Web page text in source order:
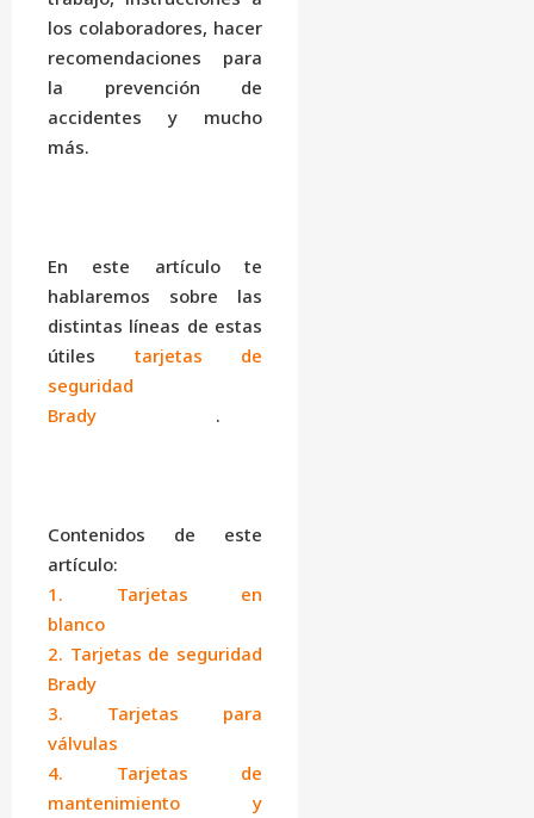
los colaboradores, hacer
recomendaciones para
la prevención de
accidentes y mucho
más.
En este artículo te
hablaremos sobre las
distintas líneas de estas
útiles tarjetas de
seguridad
Brady
.
Contenidos de este
artículo:
1. Tarjetas en
blanco
2. Tarjetas de seguridad
Brady
3. Tarjetas para
válvulas
4. Tarjetas de
mantenimiento y